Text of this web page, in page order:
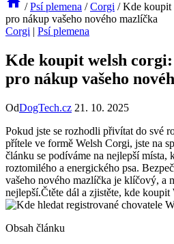
/ Psí plemena / Corgi / Kde koupit
pro nákup vašeho nového mazlíčka
Corgi | Psí plemena
Kde koupit welsh
pro nákup vašeho
OdDogTech.cz 21. 10. 2025
Pokud jste se rozhodli přivítat do své
přítele ve formě Welsh Corgi, jste na
článku se podíváme na nejlepší místa,
roztomilého a energického psa.
vašeho nového mazlíčka je klíčový, a
nejlepší.Čtěte dál a zjistěte, kde koupit
Obsah článku